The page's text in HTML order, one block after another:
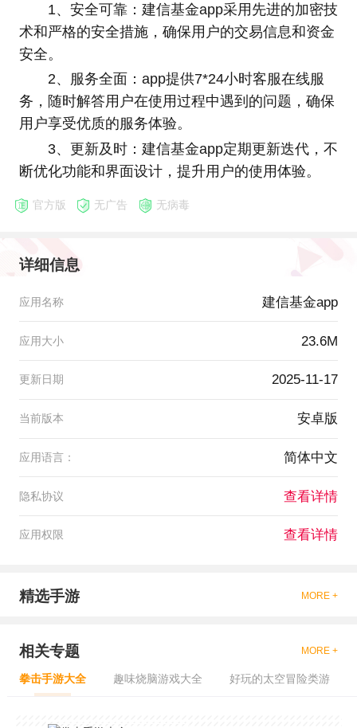
1、安全可靠：建信基金app采用先进的加密技
术和严格的安全措施，确保用户的交易信息和资金
安全。
2、服务全面：app提供7*24小时客服在线服
务，随时解答用户在使用过程中遇到的问题，确保
用户享受优质的服务体验。
3、更新及时：建信基金app定期更新迭代，不
断优化功能和界面设计，提升用户的使用体验。
官方版 无广告 无病毒
详细信息
应用名称 建信基金app
应用大小 23.6M
更新日期 2025-11-17
当前版本 安卓版
应用语言： 简体中文
隐私协议 查看详情
应用权限 查看详情
精选手游 MORE +
相关专题 MORE +
拳击手游大全 趣味烧脑游戏大全 好玩的太空冒险类游